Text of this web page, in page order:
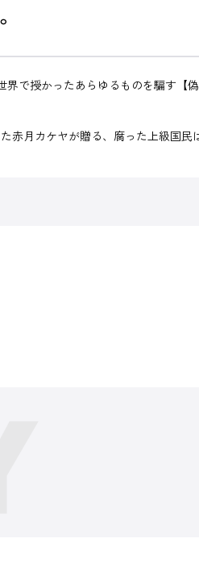
で授かったあらゆるものを騙す【
赤月カケヤが贈る、腐った上級国